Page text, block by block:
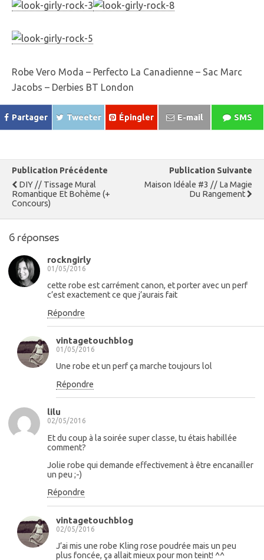
Robe Vero Moda – Perfecto La Canadienne – Sac Marc
Jacobs – Derbies BT London
Partager Tweeter Épingler E-mail SMS
Publication Précédente
DIY // Tissage Mural
Romantique Et Bohème (+
Concours)
Publication Suivante
Maison Idéale #3 // La Magie
Du Rangement
6 réponses
rockngirly
01/05/2016
cette robe est carrément canon, et porter avec un perf
c’est exactement ce que j’aurais fait
Répondre
vintagetouchblog
01/05/2016
Une robe et un perf ça marche toujours lol
Répondre
lilu
02/05/2016
Et du coup à la soirée super classe, tu étais habillée
comment?
Jolie robe qui demande effectivement à être encanailler
un peu ;-)
Répondre
vintagetouchblog
02/05/2016
J’ai mis une robe Kling rose poudrée mais un peu
plus foncée, ça allait mieux pour mon teint! ^^